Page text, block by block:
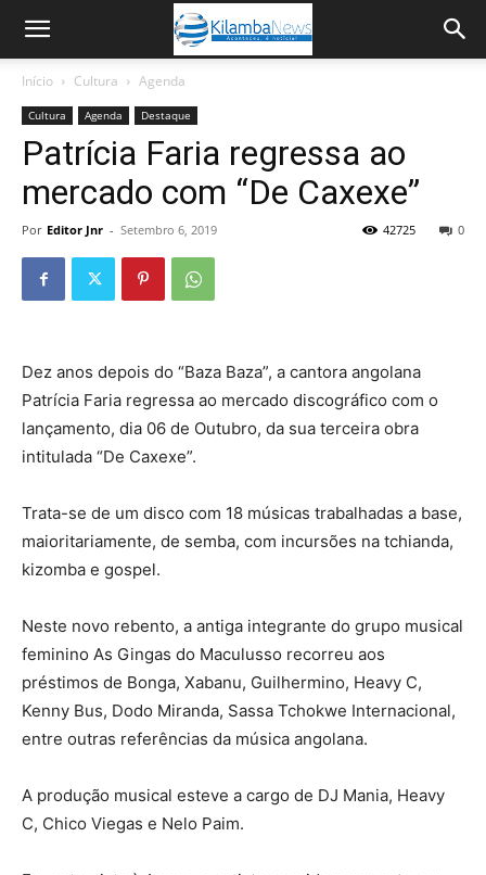
Início Cultura Agenda
Cultura Agenda Destaque
Patrícia Faria regressa ao
mercado com “De Caxexe”
Por Editor Jnr - Setembro 6, 2019 0
42725
Dez anos depois do “Baza Baza”, a cantora angolana
Patrícia Faria regressa ao mercado discográfico com o
lançamento, dia 06 de Outubro, da sua terceira obra
intitulada “De Caxexe”.
Trata-se de um disco com 18 músicas trabalhadas a base,
maioritariamente, de semba, com incursões na tchianda,
kizomba e gospel.
Neste novo rebento, a antiga integrante do grupo musical
feminino As Gingas do Maculusso recorreu aos
préstimos de Bonga, Xabanu, Guilhermino, Heavy C,
Kenny Bus, Dodo Miranda, Sassa Tchokwe Internacional,
entre outras referências da música angolana.
A produção musical esteve a cargo de DJ Mania, Heavy
C, Chico Viegas e Nelo Paim.